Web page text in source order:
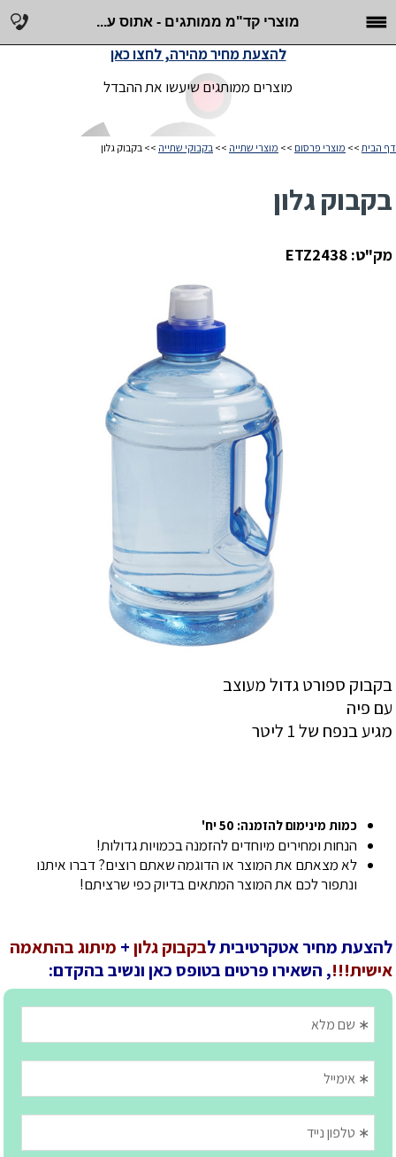
מוצרי קד"מ ממותגים - אתוס ע...
מוצרים ממותגים שיעשו את ההבדל
להצעת מחיר מהירה, לחצו כאן
דף הבית >> מוצרי פרסום >> מוצרי שתייה >> בקבוקי שתייה >> בקבוק גלון
בקבוק גלון
מק"ט: ETZ2438
בקבוק ספורט גדול מעוצב
עם פיה
מגיע בנפח של 1 ליטר
כמות מינימום להזמנה: 50 יח'
הנחות ומחירים מיוחדים להזמנה בכמויות גדולות!
לא מצאתם את המוצר או הדוגמה שאתם רוצים? דברו איתנו
ונתפור לכם את המוצר המתאים בדיוק כפי שרציתם!
להצעת מחיר אטקרטיבית לבקבוק גלון+ מיתוג בהתאמה
אישית!!!, השאירו פרטים בטופס כאן ונשיב בהקדם: